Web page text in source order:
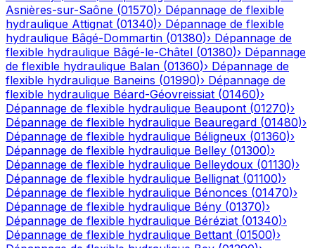
Asnières-sur-Saône (01570)› Dépannage de flexible
hydraulique Attignat (01340)› Dépannage de flexible
hydraulique Bâgé-Dommartin (01380)› Dépannage de
flexible hydraulique Bâgé-le-Châtel (01380)› Dépannage
de flexible hydraulique Balan (01360)› Dépannage de
flexible hydraulique Baneins (01990)› Dépannage de
flexible hydraulique Béard-Géovreissiat (01460)›
Dépannage de flexible hydraulique Beaupont (01270)›
Dépannage de flexible hydraulique Beauregard (01480)›
Dépannage de flexible hydraulique Béligneux (01360)›
Dépannage de flexible hydraulique Belley (01300)›
Dépannage de flexible hydraulique Belleydoux (01130)›
Dépannage de flexible hydraulique Bellignat (01100)›
Dépannage de flexible hydraulique Bénonces (01470)›
Dépannage de flexible hydraulique Bény (01370)›
Dépannage de flexible hydraulique Béréziat (01340)›
Dépannage de flexible hydraulique Bettant (01500)›